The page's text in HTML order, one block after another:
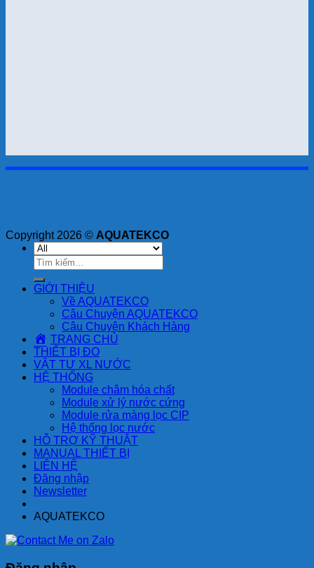
Copyright 2026 © AQUATEKCO
Tìm
kiếm:
GIỚI THIỆU
Về AQUATEKCO
Câu Chuyện AQUATEKCO
Câu Chuyện Khách Hàng
TRANG CHỦ
THIẾT BỊ ĐO
VẬT TƯ XL NƯỚC
HỆ THỐNG
Module châm hóa chất
Module xử lý nước cứng
Module rửa màng lọc CIP
Hệ thống lọc nước
HỖ TRỢ KỸ THUẬT
MANUAL THIẾT BỊ
LIÊN HỆ
Đăng nhập
Newsletter
AQUATEKCO